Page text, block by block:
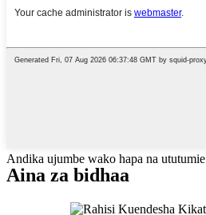
Andika ujumbe wako hapa na ututumie
Aina za bidhaa